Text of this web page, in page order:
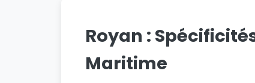
Royan :
Maritime